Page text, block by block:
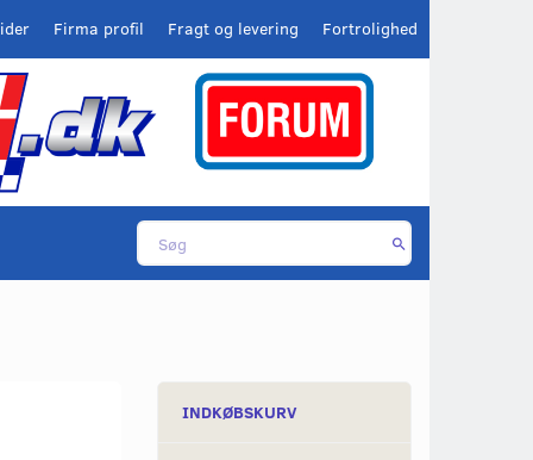
Fortrolighed
Fragt og levering
Firma profil
INDKØBSKURV